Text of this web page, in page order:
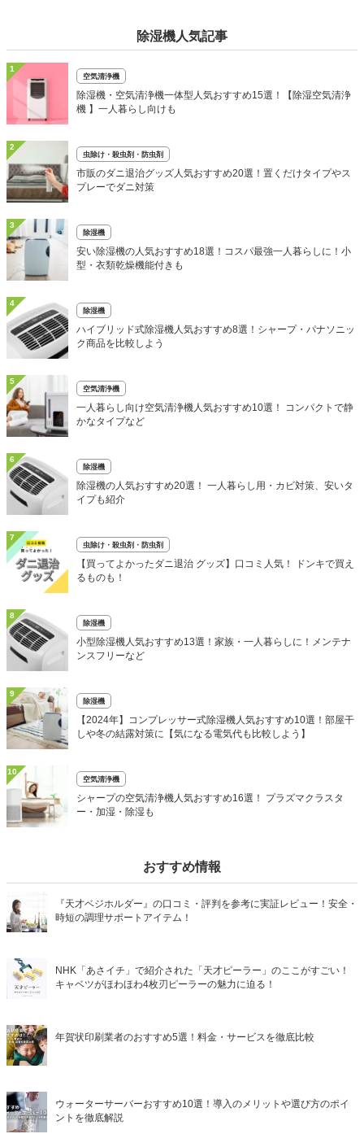
除湿機人気記事
1
空気清浄機
除湿機・空気清浄機一体型人気おすすめ15選！【除湿空気清浄
機 】一人暮らし向けも
2
虫除け・殺虫剤・防虫剤
市販のダニ退治グッズ人気おすすめ20選！置くだけタイプやス
プレーでダニ対策
3
除湿機
安い除湿機の人気おすすめ18選！コスパ最強一人暮らしに！小
型・衣類乾燥機能付きも
4
除湿機
ハイブリッド式除湿機人気おすすめ8選！シャープ・パナソニッ
ク商品を比較しよう
5
空気清浄機
一人暮らし向け空気清浄機人気おすすめ10選！ コンパクトで静
かなタイプなど
6
除湿機
除湿機の人気おすすめ20選！ 一人暮らし用・カビ対策、安いタ
イプも紹介
7
虫除け・殺虫剤・防虫剤
【買ってよかったダニ退治 グッズ】口コミ人気！ ドンキで買え
るものも！
8
除湿機
小型除湿機人気おすすめ13選！家族・一人暮らしに！メンテナ
ンスフリーなど
9
除湿機
【2024年】コンプレッサー式除湿機人気おすすめ10選！部屋干
しや冬の結露対策に【気になる電気代も比較しよう】
10
空気清浄機
シャープの空気清浄機人気おすすめ16選！ プラズマクラスタ
ー・加湿・除湿も
おすすめ情報
『天才ベジホルダー』の口コミ・評判を参考に実証レビュー！安全・
時短の調理サポートアイテム！
NHK「あさイチ」で紹介された「天才ピーラー」のここがすごい！
キャベツがほわほわ4枚刃ピーラーの魅力に迫る！
年賀状印刷業者のおすすめ5選！料金・サービスを徹底比較
ウォーターサーバーおすすめ10選！導入のメリットや選び方のポイ
ントを徹底解説